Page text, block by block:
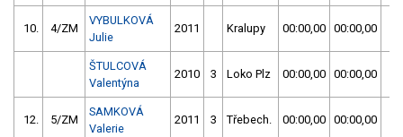
10. 4/ZM
VYBULKOVÁ
Julie
2011 Kralupy 00:00,00 00:00,00
ŠTULCOVÁ
Valentýna
2010 3 Loko Plz 00:00,00 00:00,00
12. 5/ZM
SAMKOVÁ
Valerie
2011 3 Třebech. 00:00,00 00:00,00